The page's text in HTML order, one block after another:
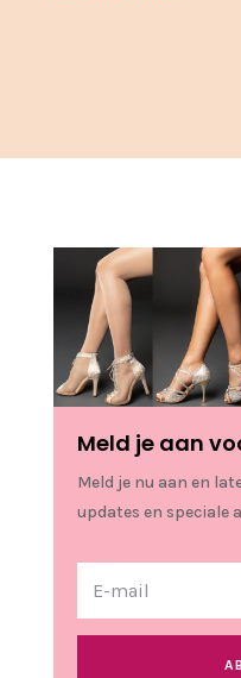
Meld je aan
Meld je nu aan en
updates en speciale